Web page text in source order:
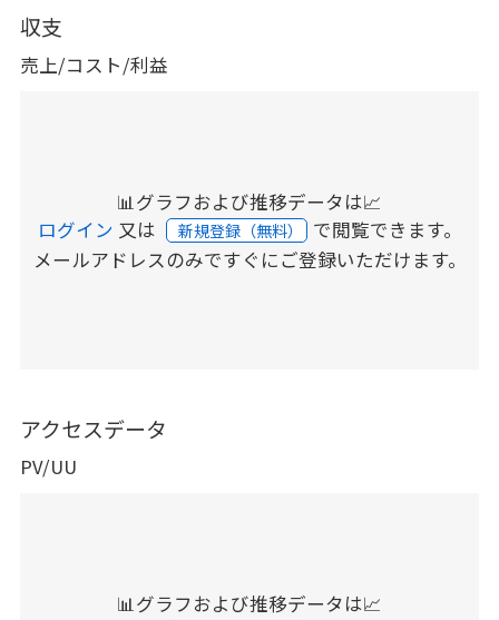
収支
売上/コスト/利益
📊グラフおよび推移データは📈
ログイン 又は 新規登録（無料） で閲覧できます。
メールアドレスのみですぐにご登録いただけます。
アクセスデータ
PV/UU
📊グラフおよび推移データは📈